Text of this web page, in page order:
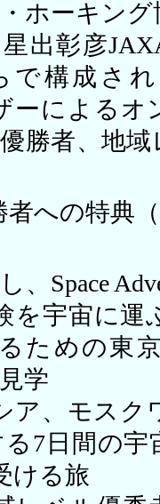
ホーキン
出彰彦
で構成さ
ーによる
勝者、地
への特典
、Space
を宇宙に運
ための東
学
、モスク
7日間の
ける旅